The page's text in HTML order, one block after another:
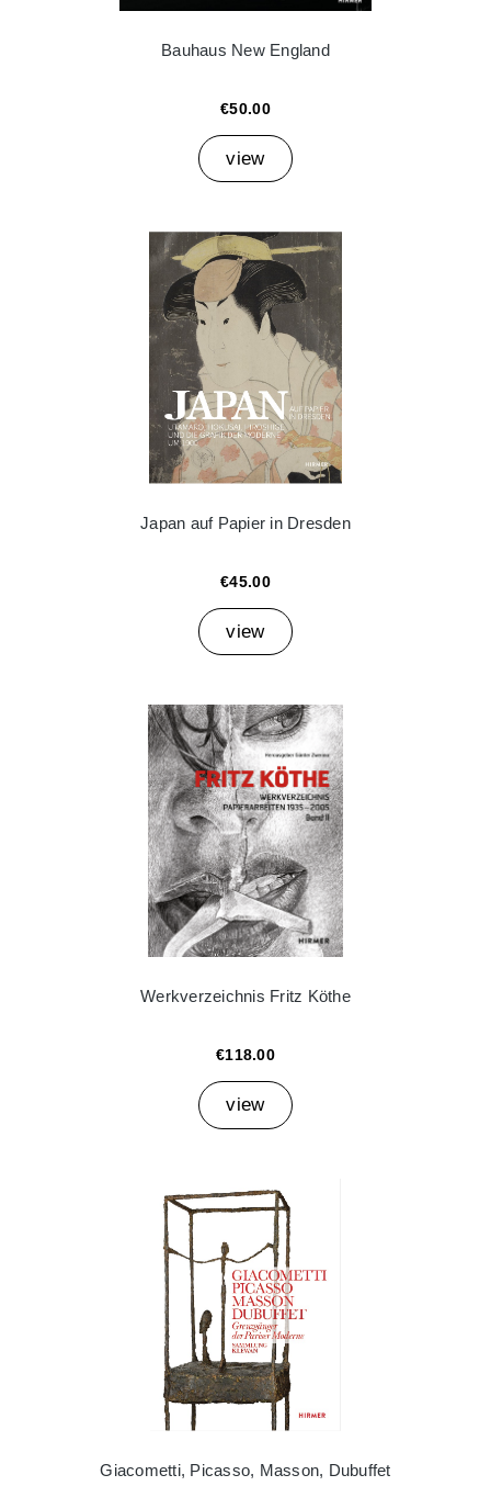
Bauhaus New England
€50.00
view
Japan auf Papier in Dresden
€45.00
view
Werkverzeichnis Fritz Köthe
€118.00
view
Giacometti, Picasso, Masson, Dubuffet